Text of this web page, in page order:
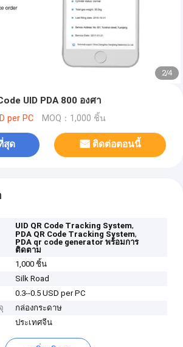
2/4
UID PDA 800 องศา
per PC MOQ：1,000 ชิ้น
สุด ติดต่อตอนนี้
UID QR Code Tracking System,
PDA QR Code Tracking System,
PDA qr code generator พร้อมการ
ติดตาม
1,000 ชิ้น
Silk Road
0.3--0.5 USD per PC
กล่องกระดาษ
ประเทศจีน